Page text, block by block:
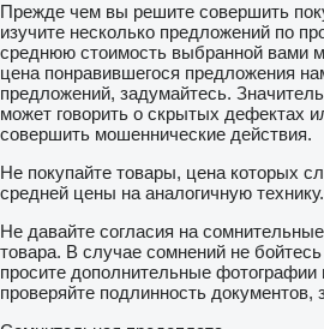
Прежде чем вы решите совершить
изучите несколько предложений по
среднюю стоимость выбранной вами
цена понравившегося предложения
предложений, задумайтесь.
может говорить о скрытых дефектах
совершить мошеннические действия.
Не покупайте товары, цена которых
средней цены на аналогичную технику.
Не давайте согласия на
товара. В случае сомнений не
просите дополнительные фотографии
проверяйте подлинность документов,